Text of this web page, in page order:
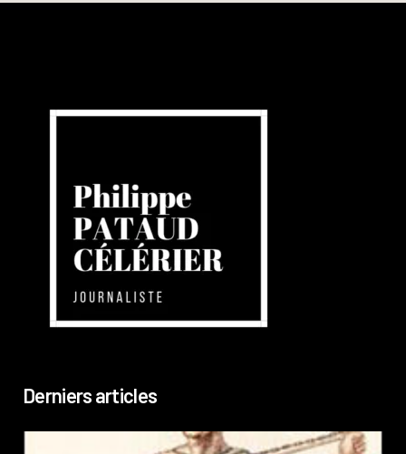
Derniers articles